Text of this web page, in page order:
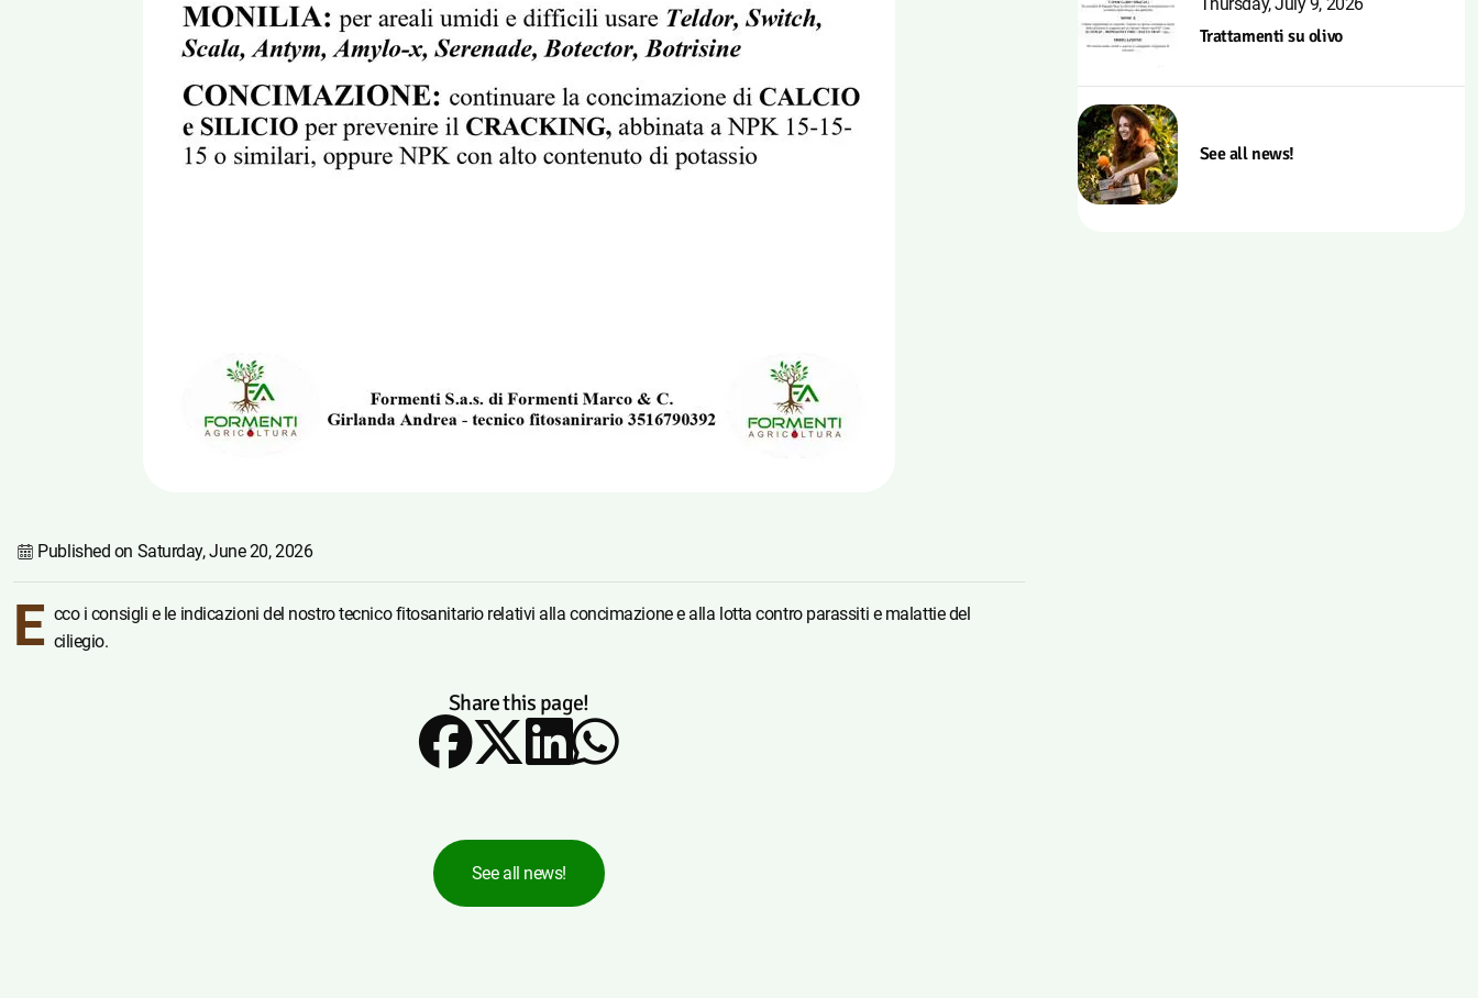
Published on Saturday, June 20, 2026
E cco i consigli e le indicazioni del nostro tecnico fitosanitario relativi alla concimazione e alla lotta contro parassiti e malattie del
ciliegio.
Share this page!
See all news!
Trattamenti su olivo
See all news!